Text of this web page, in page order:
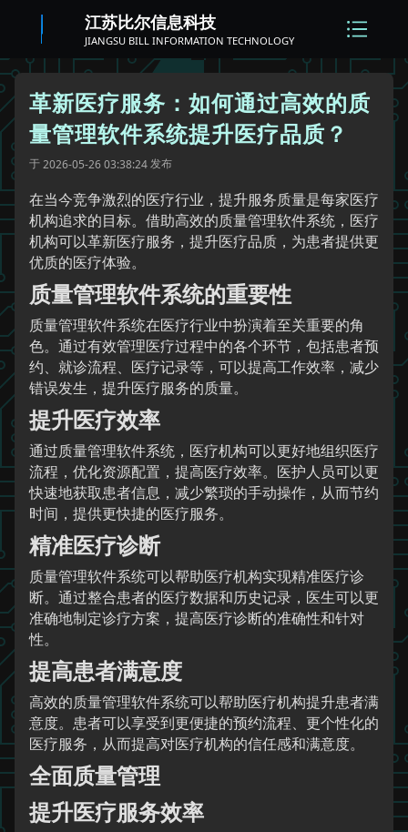
江苏比尔信息科技
JIANGSU BILL INFORMATION TECHNOLOGY
革新医疗服务：如何通过高效的质
量管理软件系统提升医疗品质？
于2026-05-26 03:38:24发布
在当今竞争激烈的医疗行业，提升服务质量是每家医疗
机构追求的目标。借助高效的质量管理软件系统，医疗
机构可以革新医疗服务，提升医疗品质，为患者提供更
优质的医疗体验。
质量管理软件系统的重要性
质量管理软件系统在医疗行业中扮演着至关重要的角
色。通过有效管理医疗过程中的各个环节，包括患者预
约、就诊流程、医疗记录等，可以提高工作效率，减少
错误发生，提升医疗服务的质量。
提升医疗效率
通过质量管理软件系统，医疗机构可以更好地组织医疗
流程，优化资源配置，提高医疗效率。医护人员可以更
快速地获取患者信息，减少繁琐的手动操作，从而节约
时间，提供更快捷的医疗服务。
精准医疗诊断
质量管理软件系统可以帮助医疗机构实现精准医疗诊
断。通过整合患者的医疗数据和历史记录，医生可以更
准确地制定诊疗方案，提高医疗诊断的准确性和针对
性。
提高患者满意度
高效的质量管理软件系统可以帮助医疗机构提升患者满
意度。患者可以享受到更便捷的预约流程、更个性化的
医疗服务，从而提高对医疗机构的信任感和满意度。
全面质量管理
提升医疗服务效率